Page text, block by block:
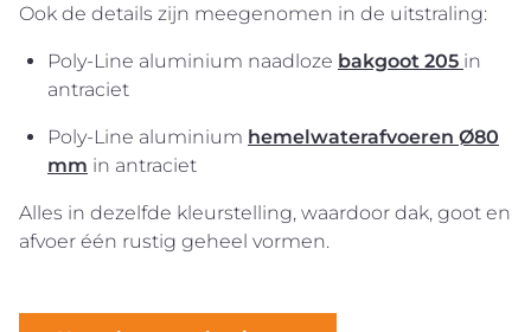
Ook de details zijn meegenomen in de uitstraling:
Poly-Line aluminium naadloze bakgoot 205 in
antraciet
Poly-Line aluminium hemelwaterafvoeren Ø80
mm in antraciet
Alles in dezelfde kleurstelling, waardoor dak, goot en
afvoer één rustig geheel vormen.